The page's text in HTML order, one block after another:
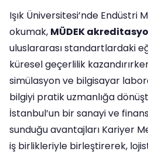
Işık Üniversitesi’nde Endüstri
okumak, MÜDEK
uluslararası standartlardaki
küresel geçerlilik
simülasyon ve bilgisayar
bilgiyi pratik uzmanlığa
İstanbul’un bir sanayi ve
sunduğu avantajları Kariyer
iş birlikleriyle birleştirerek,